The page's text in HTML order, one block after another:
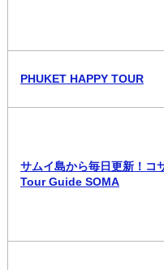
PHUKET HAPPY TOUR
サムイ島から毎日更新！コ
Tour Guide SOMA